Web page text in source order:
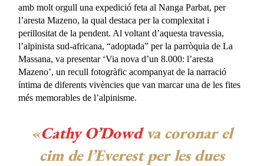
amb molt orgull una expedició feta al Nanga Parbat, per
l’aresta Mazeno, la qual destaca per la complexitat i
perillositat de la pendent. Al voltant d’aquesta travessia,
l’alpinista sud-africana, “adoptada” per la parròquia de La
Massana, va presentar ‘Via nova d’un 8.000: l’aresta
Mazeno’, un recull fotogràfic acompanyat de la narració
íntima de diferents vivències que van marcar una de les fites
més memorables de l’alpinisme.
«Cathy O’Dowdva coronar el
cim de l’Everest per les dues